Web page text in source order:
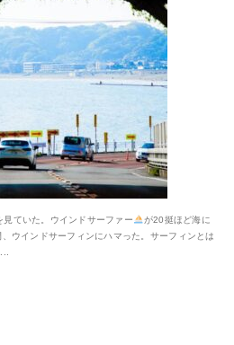
ていた。ウインドサーファー
が20挺ほど海に
ウインドサーフィンにハマった。サーフィンとは